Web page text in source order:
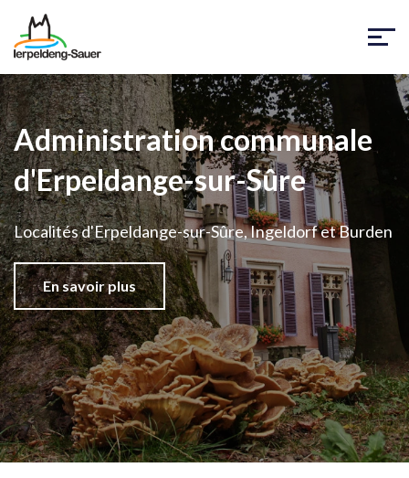
Administration communale
d'Erpeldange-sur-Sûre
Localités d'Erpeldange-sur-Sûre, Ingeldorf et Burden
En savoir plus